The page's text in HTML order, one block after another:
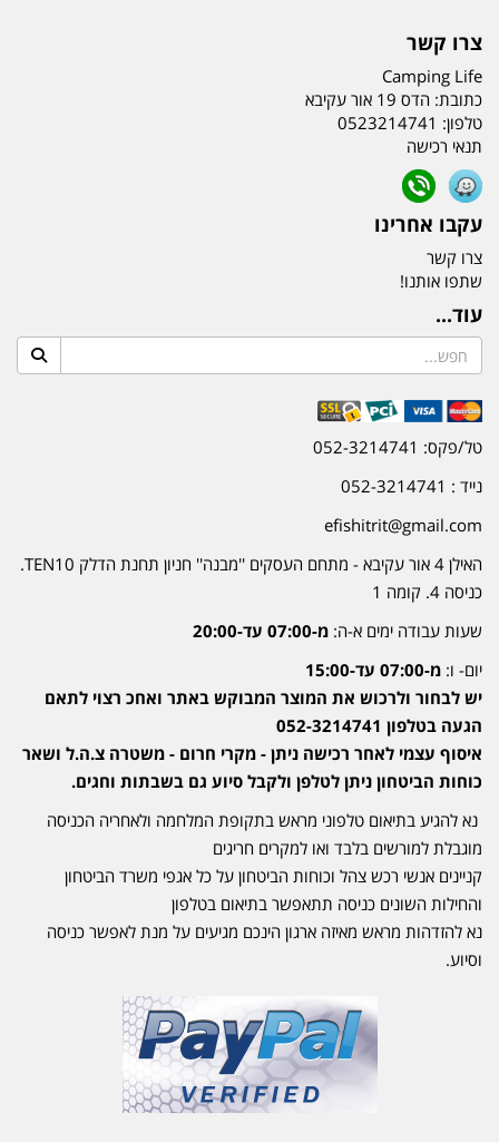
צרו קשר
Camping Life
כתובת: הדס 19 אור עקיבא
טלפון: 0523214741
תנאי רכישה
עקבו אחרינו
צרו קשר
שתפו אותנו!
עוד...
טל/פקס: 052-3214741
נייד : 052-3214741
efishitrit@gmail.com
האילן 4 אור עקיבא - מתחם העסקים ''מבנה'' חניון תחנת הדלק TEN10.
כניסה 4. קומה 1
שעות עבודה ימים א-ה: מ-07:00 עד-20:00
יום- ו: מ-07:00 עד-15:00
יש לבחור ולרכוש את המוצר המבוקש באתר ואחכ רצוי לתאם
הגעה בטלפון 052-3214741
איסוף עצמי לאחר רכישה ניתן - מקרי חרום - משטרה צ.ה.ל ושאר
כוחות הביטחון ניתן לטלפן ולקבל סיוע גם בשבתות וחגים.
נא להגיע בתיאום טלפוני מראש בתקופת המלחמה ולאחריה הכניסה
מוגבלת למורשים בלבד ואו למקרים חריגים
קניינים אנשי רכש צהל וכוחות הביטחון על כל אגפי משרד הביטחון
והחילות השונים כניסה תתאפשר בתיאום בטלפון
נא להזדהות מראש מאיזה ארגון הינכם מגיעים על מנת לאפשר כניסה
וסיוע.